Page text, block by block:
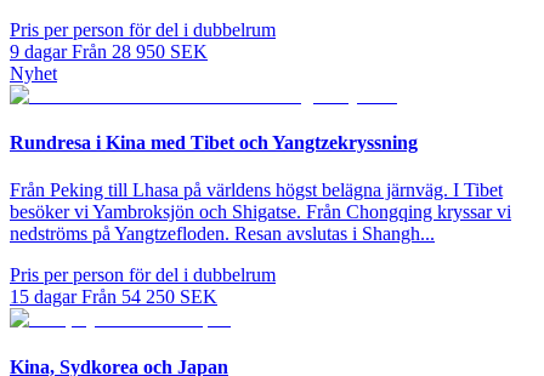
Pris per person för del i dubbelrum
9 dagar Från 28 950 SEK
Nyhet
Rundresa i Kina med Tibet och Yangtzekryssning
Från Peking till Lhasa på världens högst belägna järnväg. I Tibet
besöker vi Yambroksjön och Shigatse. Från Chongqing kryssar vi
nedströms på Yangtzefloden. Resan avslutas i Shangh...
Pris per person för del i dubbelrum
15 dagar Från 54 250 SEK
Kina, Sydkorea och Japan